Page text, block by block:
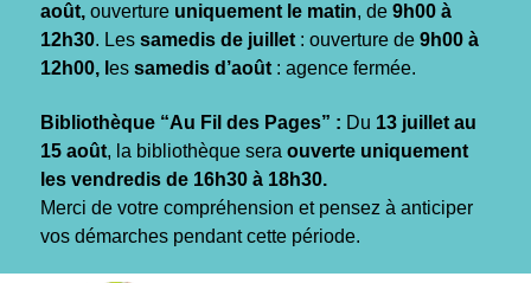
août, ouverture uniquement le matin, de 9h00 à
12h30. Les samedis de juillet : ouverture de 9h00 à
12h00, l es samedis d’août : agence fermée.
Bibliothèque “Au Fil des Pages” : Du 13 juillet au
15 août, la bibliothèque sera ouverte uniquement
les vendredis de 16h30 à 18h30.
Merci de votre compréhension et pensez à anticiper
vos démarches pendant cette période.